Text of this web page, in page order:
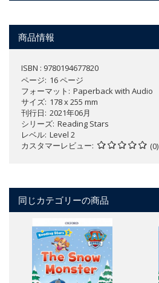
商品情報
ISBN : 9780194677820
ページ 16 ページ
フォーマット
Paperback with Audio
サイズ 178 x 255 mm
刊行日 2021年06月
シリーズ Reading Stars
レベル Level 2
カスタマーレビュー
(0)
同じカテゴリーの商品